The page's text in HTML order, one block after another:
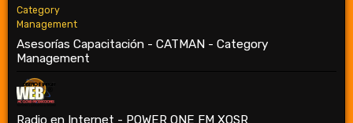
Asesorías Capacitación - CATMAN - Category
Management
Radio en Internet - POWER ONE FM XOSR